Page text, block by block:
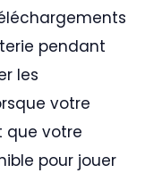
pendant
les
votre
que votre
pour jouer